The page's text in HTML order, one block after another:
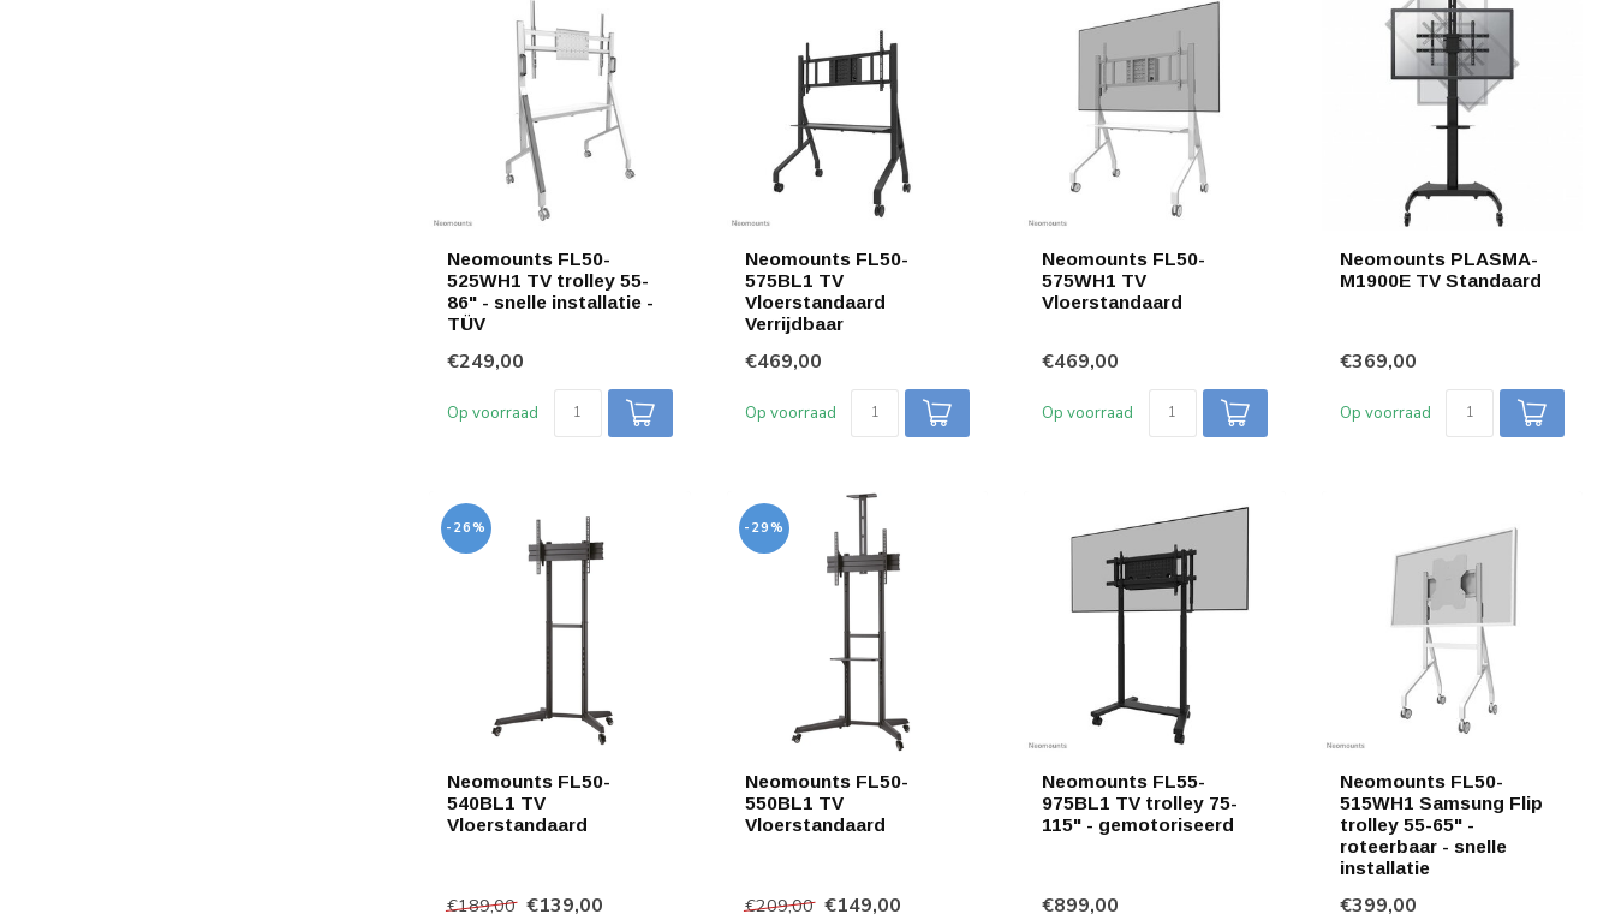
Neomounts FL50-
525WH1 TV trolley 55-
86" - snelle installatie -
TÜV
€249,00
Op voorraad
Neomounts FL50-
575BL1 TV
Vloerstandaard
Verrijdbaar
€469,00
Op voorraad
Neomounts FL50-
575WH1 TV
Vloerstandaard
€469,00
Op voorraad
Neomounts PLASMA-
M1900E TV Standaard
€369,00
Op voorraad
-26%
Neomounts FL50-
540BL1 TV
Vloerstandaard
€189,00 €139,00
-29%
Neomounts FL50-
550BL1 TV
Vloerstandaard
€209,00 €149,00
Neomounts FL55-
975BL1 TV trolley 75-
115" - gemotoriseerd
€899,00
Neomounts FL50-
515WH1 Samsung Flip
trolley 55-65" -
roteerbaar - snelle
installatie
€399,00